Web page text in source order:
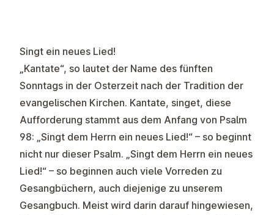
Singt ein neues Lied!
„Kantate“, so lautet der Name des fünften
Sonntags in der Osterzeit nach der Tradition der
evangelischen Kirchen. Kantate, singet, diese
Aufforderung stammt aus dem Anfang von Psalm
98: „Singt dem Herrn ein neues Lied!“ – so beginnt
nicht nur dieser Psalm. „Singt dem Herrn ein neues
Lied!“ – so beginnen auch viele Vorreden zu
Gesangbüchern, auch diejenige zu unserem
Gesangbuch. Meist wird darin darauf hingewiesen,